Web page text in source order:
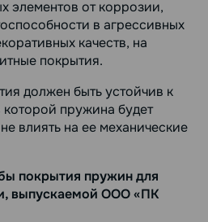
элементов от коррозии,
в агрессивных
качеств, на
покрытия.
должен быть устойчив к
пружина будет
влиять на ее механические
покрытия пружин для
выпускаемой ООО «ПК